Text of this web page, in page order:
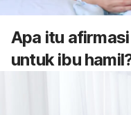
Apa itu
untuk ibu